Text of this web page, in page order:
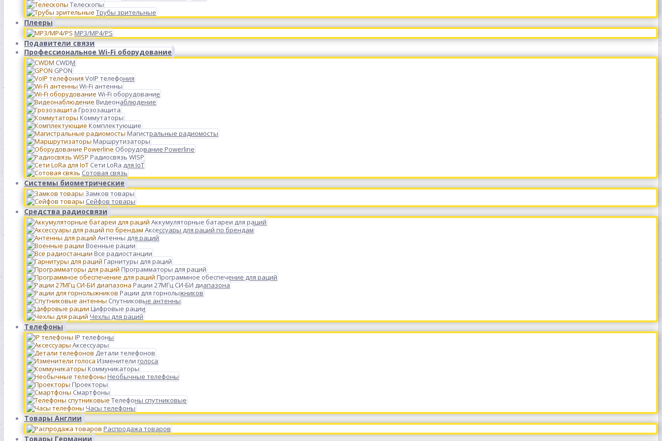
Телескопы
Трубы зрительные
Плееры
MP3/MP4/PS
Подавители связи
Профессиональное Wi-Fi оборудование
CWDM
GPON
VoIP телефония
Wi-Fi антенны
Wi-Fi оборудование
Видеонаблюдение
Грозозащита
Коммутаторы
Комплектующие
Магистральные радиомосты
Маршрутизаторы
Оборудование Powerline
Радиосвязь WISP
Сети LoRa для IoT
Сотовая связь
Системы биометрические
Замков товары
Сейфов товары
Средства радиосвязи
Аккумуляторные батареи для раций
Аксессуары для раций по брендам
Антенны для раций
Военные рации
Все радиостанции
Гарнитуры для раций
Программаторы для раций
Программное обеспечение для раций
Рации 27МГц СИ-БИ диапазона
Рации для горнолыжников
Спутниковые антенны
Цифровые рации
Чехлы для раций
Телефоны
IP телефоны
Аксессуары
Детали телефонов
Изменители голоса
Коммуникаторы
Необычные телефоны
Проекторы
Смартфоны
Телефоны спутниковые
Часы телефоны
Товары Англии
Распродажа товаров
Товары Германии